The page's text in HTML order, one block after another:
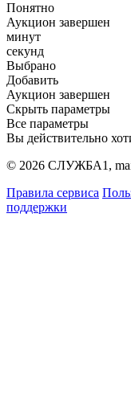
Понятно
Аукцион завершен
минут
секунд
Выбрано
Добавить
Аукцион завершен
Скрыть параметры
Все параметры
Вы действительно
© 2026 СЛУЖБА1,
Правила сервиса
поддержки